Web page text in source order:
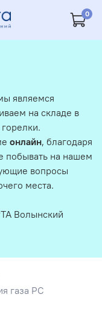
0
газа РС
являемся
на складе в
онлайн, благодаря
побывать на нашем
вопросы
места.
Волынский